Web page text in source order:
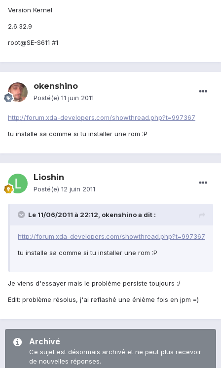
Version Kernel
2.6.32.9
root@SE-S611 #1
okenshino
Posté(e) 11 juin 2011
http://forum.xda-developers.com/showthread.php?t=997367
tu installe sa comme si tu installer une rom :P
Lioshin
Posté(e) 12 juin 2011
Le 11/06/2011 à 22:12, okenshino a dit :
http://forum.xda-developers.com/showthread.php?t=997367
tu installe sa comme si tu installer une rom :P
Je viens d'essayer mais le problème persiste toujours :/
Edit: problème résolus, j'ai reflashé une énième fois en jpm =)
Archivé
Ce sujet est désormais archivé et ne peut plus recevoir
de nouvelles réponses.